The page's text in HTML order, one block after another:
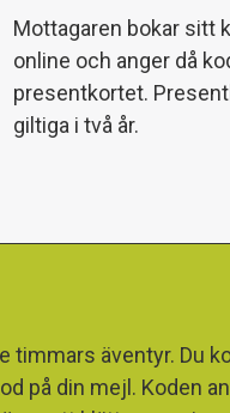
Mottagaren bokar sitt
online och anger då
presentkortet.
giltiga i två år.
timmars äventyr. Du
på din mejl. Koden